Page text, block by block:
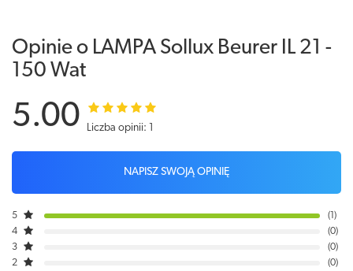
Opinie o LAMPA Sollux Beurer IL 21 -
150 Wat
5.00 Liczba opinii: 1
NAPISZ SWOJĄ OPINIĘ
5
1
4
0
3
0
2
0